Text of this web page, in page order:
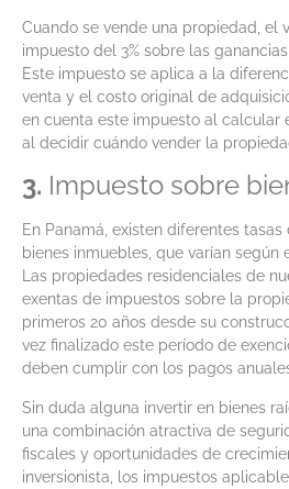
Cuando se vende una propiedad, el
impuesto del 3% sobre las
Este impuesto se aplica a la
venta y el costo original de
en cuenta este impuesto al calcular
al decidir cuándo vender la
3. Impuesto sobre
En Panamá, existen diferentes
bienes inmuebles, que varían según
Las propiedades residenciales de
exentas de impuestos sobre la
primeros 20 años desde su
vez finalizado este período de
deben cumplir con los pagos
Sin duda alguna invertir en bienes
una combinación atractiva de
fiscales y oportunidades de
inversionista, los impuestos